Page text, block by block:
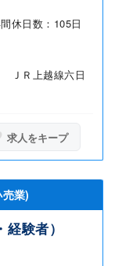
休日数：105日
ＪＲ上越線六日
求人をキープ
業)
験者）